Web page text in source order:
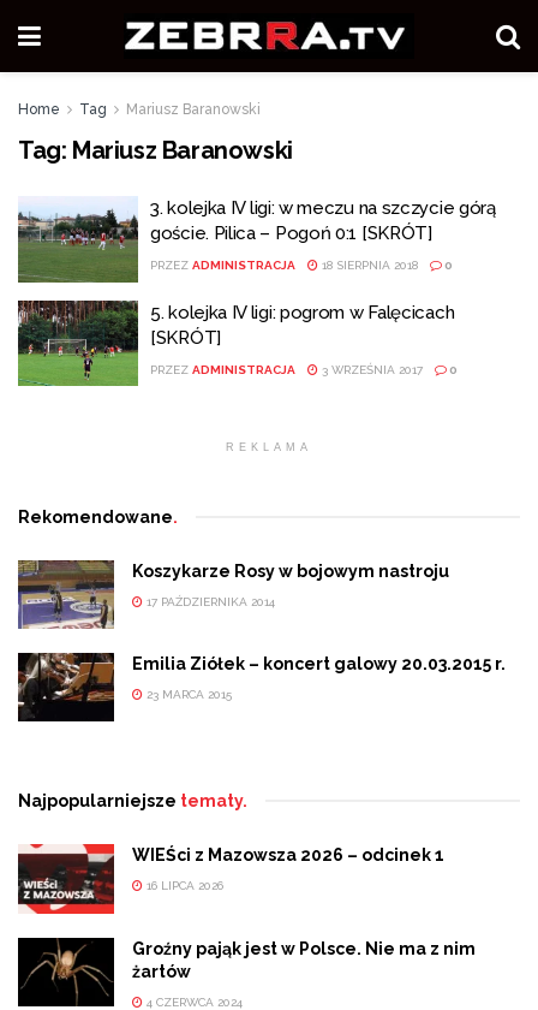
Home Tag Mariusz Baranowski
Tag: Mariusz Baranowski
3. kolejka IV ligi: w meczu na szczycie górą
goście. Pilica – Pogoń 0:1 [SKRÓT]
PRZEZ ADMINISTRACJA 18 SIERPNIA 2018 0
5. kolejka IV ligi: pogrom w Falęcicach
[SKRÓT]
PRZEZ ADMINISTRACJA 3 WRZEŚNIA 2017 0
REKLAMA
Rekomendowane.
Koszykarze Rosy w bojowym nastroju
17 PAŹDZIERNIKA 2014
Emilia Ziółek – koncert galowy 20.03.2015 r.
23 MARCA 2015
Najpopularniejsze tematy.
WIEŚci z Mazowsza 2026 – odcinek 1
16 LIPCA 2026
Groźny pająk jest w Polsce. Nie ma z nim
żartów
4 CZERWCA 2024